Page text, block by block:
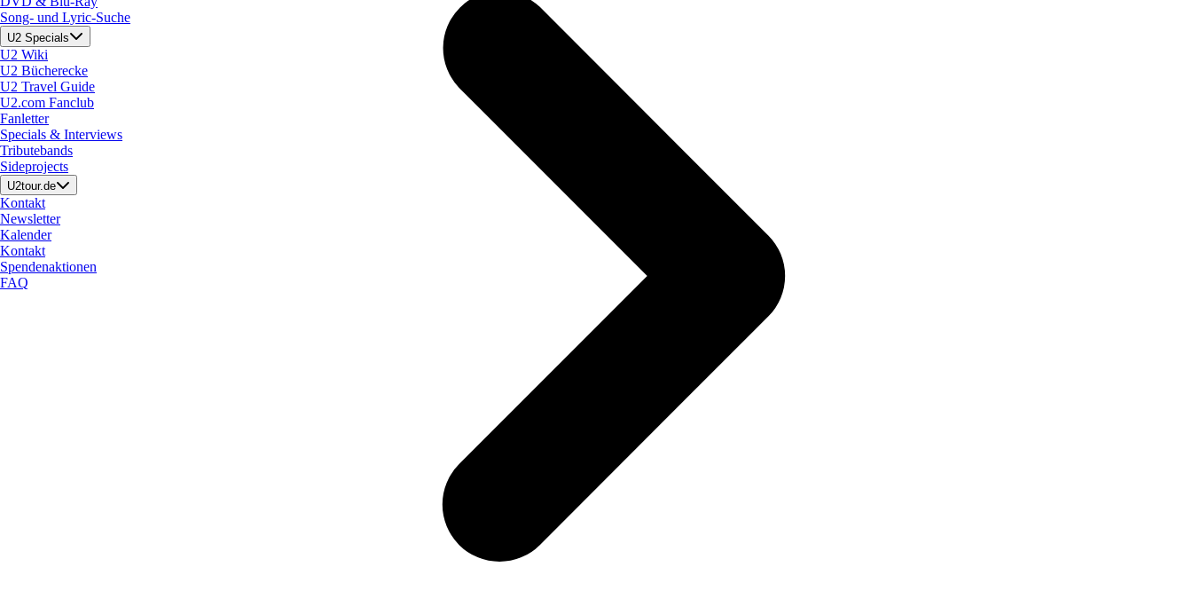
Song- und Lyric-Suche
U2 Specials
U2 Wiki
U2 Bücherecke
U2 Travel Guide
U2.com Fanclub
Fanletter
Specials & Interviews
Tributebands
Sideprojects
U2tour.de
Kontakt
Newsletter
Kalender
Kontakt
Spendenaktionen
FAQ